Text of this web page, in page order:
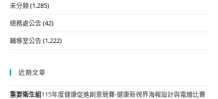
未分類(1,285)
總務處公告(42)
輔導室公告(1,222)
近期文章
重要衛生組115年度健康促進創意競賽-健康新視界海報設計與電繪比賽